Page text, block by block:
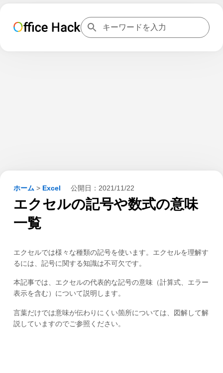
ホーム > Excel 公開日： 2021/11/22
エクセルの記号や数式の意味
一覧
エクセルでは様々な種類の記号を使います。エクセルを理解す
るには、記号に関する知識は不可欠です。
本記事では、エクセルの代表的な記号の意味（計算式、エラー
表示を含む）について説明します。
言葉だけでは意味が伝わりにくい箇所については、図解して解
説していますのでご参照ください。